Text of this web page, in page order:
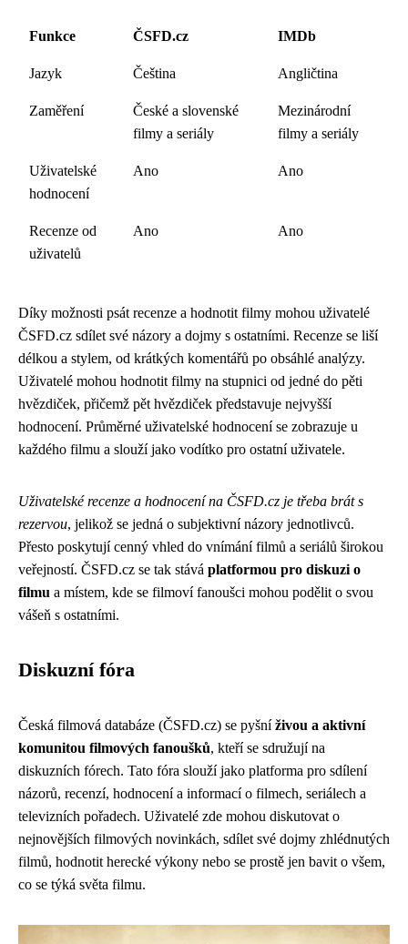
Funkce ČSFD.cz IMDb
Jazyk Čeština Angličtina
Zaměření
České a slovenské
filmy a seriály
Mezinárodní
filmy a seriály
Uživatelské
hodnocení
Ano Ano
Recenze od
uživatelů
Ano Ano
Díky možnosti psát recenze a hodnotit filmy mohou uživatelé
ČSFD.cz sdílet své názory a dojmy s ostatními. Recenze se liší
délkou a stylem, od krátkých komentářů po obsáhlé analýzy.
Uživatelé mohou hodnotit filmy na stupnici od jedné do pěti
hvězdiček, přičemž pět hvězdiček představuje nejvyšší
hodnocení. Průměrné uživatelské hodnocení se zobrazuje u
každého filmu a slouží jako vodítko pro ostatní uživatele.
Uživatelské recenze a hodnocení na ČSFD.cz je třeba brát s
rezervou, jelikož se jedná o subjektivní názory jednotlivců.
Přesto poskytují cenný vhled do vnímání filmů a seriálů širokou
veřejností. ČSFD.cz se tak stává platformou pro diskuzi o
filmu a místem, kde se filmoví fanoušci mohou podělit o svou
vášeň s ostatními.
Diskuzní fóra
Česká filmová databáze (ČSFD.cz) se pyšníživou a aktivní
komunitou filmových fanoušků, kteří se sdružují na
diskuzních fórech. Tato fóra slouží jako platforma pro sdílení
názorů, recenzí, hodnocení a informací o filmech, seriálech a
televizních pořadech. Uživatelé zde mohou diskutovat o
nejnovějších filmových novinkách, sdílet své dojmy zhlédnutých
filmů, hodnotit herecké výkony nebo se prostě jen bavit o všem,
co se týká světa filmu.